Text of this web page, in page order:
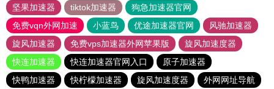
坚果加速器
tiktok加速器
狗急加速器官网
免费vqn外网加速
小蓝鸟 优途加速器官网
风驰加速器
旋风加速器
免费vps加速器外网苹果版
旋风加速度器
快连加速器
快连加速器官网入口
原子加速器
快鸭加速器
快柠檬加速器 旋风加速度器
外网网址导航